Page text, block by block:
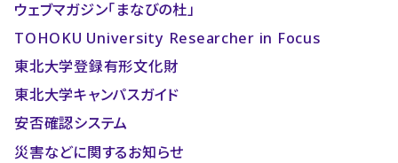
ウェブマガジン「まなびの杜」
TOHOKU University Researcher in Focus
東北大学登録有形文化財
東北大学キャンパスガイド
安否確認システム
災害などに関するお知らせ